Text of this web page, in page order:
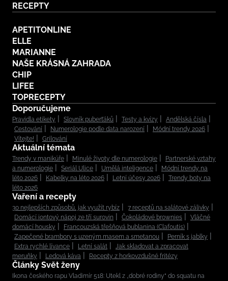
RECEPTY
APETITONLINE
ELLE
MARIANNE
NAŠE KRÁSNÁ ZAHRADA
CHIP
LIFEE
TOPRECEPTY
Doporučujeme
Pravidla etikety Slovník puberťáků Testy a kvízy
Andělská čísla
Cestování
Numerologie podle data narození
Módní trendy 2026
Vítejte!
Grilování
Aktuální témata
Trendy v manikúře Minulé životy dle numerologie
Partnerské vztahy
a numerologie
Seriál Ulice Umělá inteligence
Módní trendy na
léto 2026
Kabelky na léto 2026 Letní účesy 2026
Trendy boty na
léto 2026
Vaření a recepty
30 nejlepších způsobů, jak využít rybíz
7 receptů na salátové zálivky
Domácí iontový nápoj ze tří surovin
Čokoládové brownies
Vláčné
domácí housky
Francouzská třešňová bublanina (Clafoutis)
Zapečené brambory s uzeným masem a smetanou
Perník s jablky
Extra rychlé lívance
Letní salát
Jak skladovat a zpracovat
meruňky
Ledová káva Recepty z horkovzdušné fritézy
Články Svět ženy
Ikona českého rapu Vladimír 518: Utekl z „dobré rodiny“ do squatu na